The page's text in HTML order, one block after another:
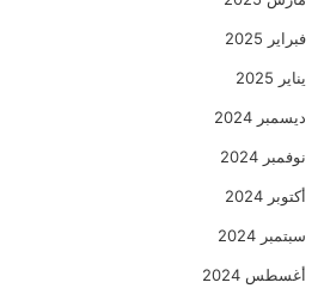
فبراير 2025
يناير 2025
ديسمبر 2024
نوفمبر 2024
أكتوبر 2024
سبتمبر 2024
أغسطس 2024